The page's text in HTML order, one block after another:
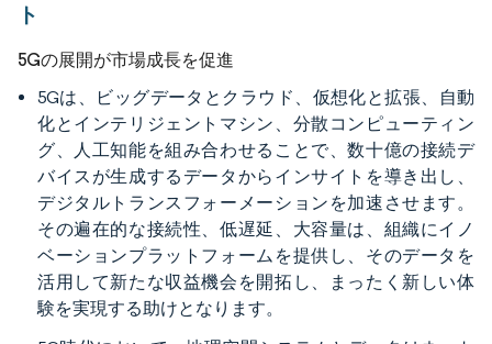
ト
5Gの展開が市場成長を促進
5Gは、ビッグデータとクラウド、仮想化と拡張、自動
化とインテリジェントマシン、分散コンピューティン
グ、人工知能を組み合わせることで、数十億の接続デ
バイスが生成するデータからインサイトを導き出し、
デジタルトランスフォーメーションを加速させます。
その遍在的な接続性、低遅延、大容量は、組織にイノ
ベーションプラットフォームを提供し、そのデータを
活用して新たな収益機会を開拓し、まったく新しい体
験を実現する助けとなります。